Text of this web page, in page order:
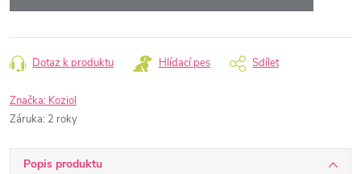
Dotaz k produktu Hlídací pes Sdílet
Značka: Koziol
Záruka: 2 roky
Popis produktu